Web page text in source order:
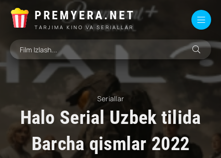
PREMYERA.NET
TARJIMA KINO VA SERIALLAR
Seriallar
Halo Serial Uzbek tilida
Barcha qismlar 2022